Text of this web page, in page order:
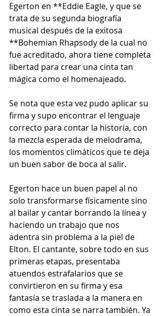
Egerton en **Eddie Eagle, y que se
trata de su segunda biografía
musical después de la exitosa
**Bohemian Rhapsody de la cual no
fue acreditado, ahora tiene completa
libertad para crear una cinta tan
mágica como el homenajeado.
Se nota que esta vez pudo aplicar su
firma y supo encontrar el lenguaje
correcto para contar la historia, con
la mezcla esperada de melodrama,
los momentos climáticos que te deja
un buen sabor de boca al salir.
Egerton hace un buen papel al no
solo transformarse físicamente sino
al bailar y cantar borrando la línea y
haciendo un trabajo que nos
adentra sin problema a la piel de
Elton. El cantante, sobre todo en sus
primeras etapas, presentaba
atuendos estrafalarios que se
convirtieron en su firma y esa
fantasía se traslada a la manera en
como esta cinta se narra también. Ya